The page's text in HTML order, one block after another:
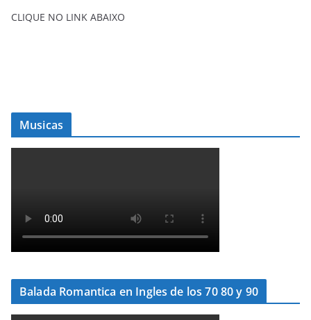
CLIQUE NO LINK ABAIXO
Musicas
Balada Romantica en Ingles de los 70 80 y 90